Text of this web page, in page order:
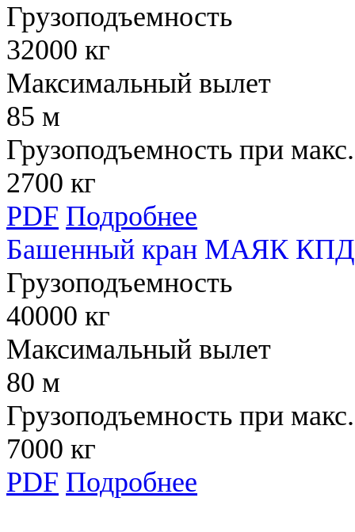
Грузоподъемность
32000 кг
Максимальный вылет
85 м
Грузоподъемность при
2700 кг
PDF Подробнее
Башенный кран МАЯК КПД
Грузоподъемность
40000 кг
Максимальный вылет
80 м
Грузоподъемность при
7000 кг
PDF Подробнее